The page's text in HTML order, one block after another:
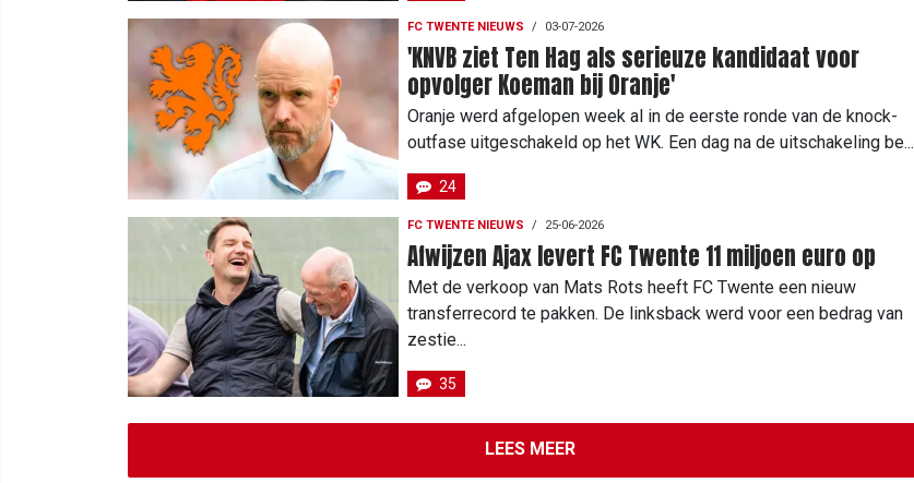
FC TWENTE NIEUWS / 03-07-2026
'KNVB ziet Ten Hag als serieuze kandidaat voor
opvolger Koeman bij Oranje'
Oranje werd afgelopen week al in de eerste ronde van de knock-
outfase uitgeschakeld op het WK. Een dag na de uitschakeling be...
24
FC TWENTE NIEUWS / 25-06-2026
Afwijzen Ajax levert FC Twente 11 miljoen euro op
Met de verkoop van Mats Rots heeft FC Twente een nieuw
transferrecord te pakken. De linksback werd voor een bedrag van
zestie...
35
LEES MEER